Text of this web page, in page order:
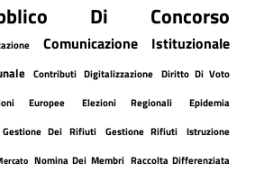
Di Concorso
Comunicazione Istituzionale
Contributi Digitalizzazione Diritto Di Voto
Europee Elezioni Regionali
Epidemia
Gestione Dei Rifiuti Gestione Rifiuti
Istruzione
Nomina Dei Membri Raccolta Differenziata